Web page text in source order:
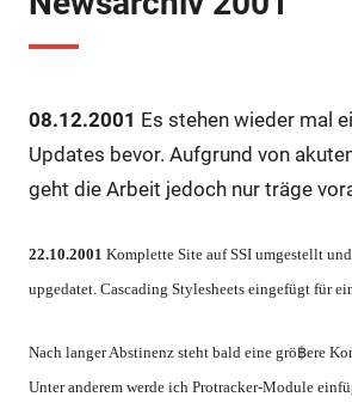
08.12.2001 Es stehen wieder mal
Updates bevor. Aufgrund von
geht die Arbeit jedoch nur träge
22.10.2001 Komplette Site auf SSI umgestellt
upgedatet. Cascading Stylesheets eingefügt für
Nach langer Abstinenz steht bald eine grö฿ere
Unter anderem werde ich Protracker-Module